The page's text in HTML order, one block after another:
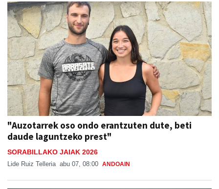
"Auzotarrek oso ondo erantzuten dute, beti
daude laguntzeko prest"
SORABILLAKO JAIAK 2026
Lide Ruiz Telleria abu 07, 08:00 ANDOAIN